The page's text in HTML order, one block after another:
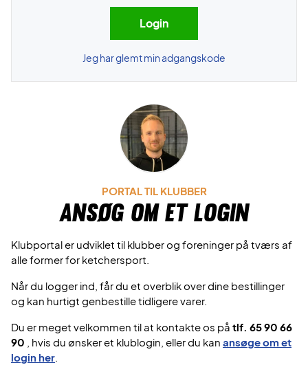
Jeg har glemt min adgangskode
PORTAL TIL KLUBBER
Ansøg om et login
Klubportal er udviklet til klubber og foreninger på tværs af
alle former for ketchersport.
Når du logger ind, får du et overblik over dine bestillinger
og kan hurtigt genbestille tidligere varer.
Du er meget velkommen til at kontakte os på tlf. 65 90 66
90
, hvis du ønsker et klublogin, eller du kan ansøge om et
login her